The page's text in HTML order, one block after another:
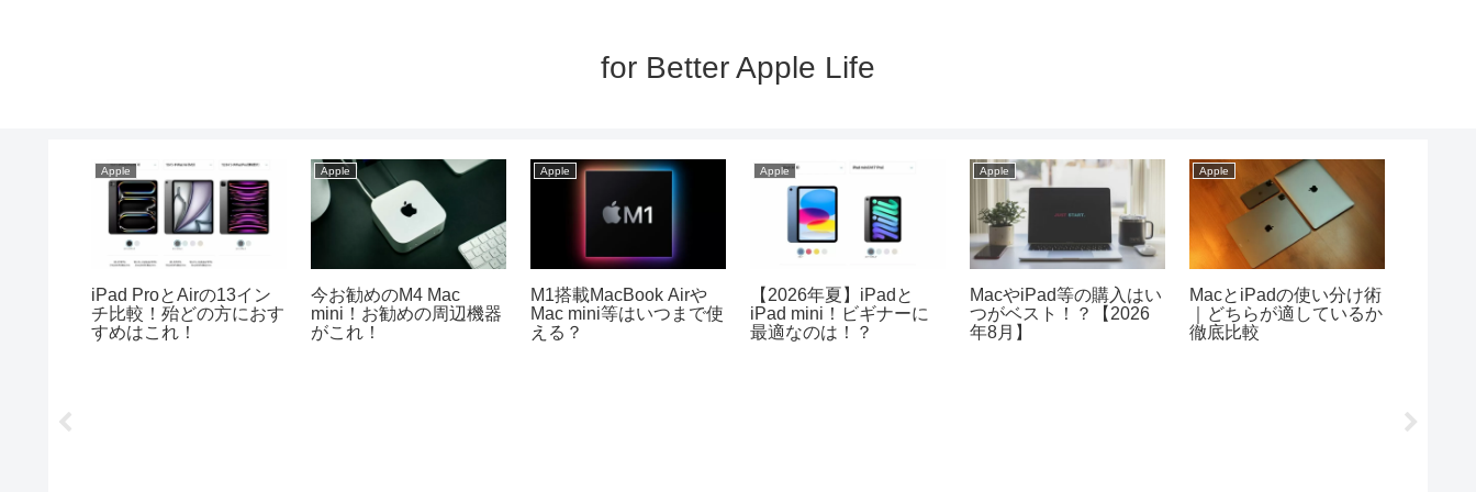
for Better Apple Life
Apple
iPad ProとAirの13イン
チ比較！殆どの方におす
すめはこれ！
Apple
今お勧めのM4 Mac
mini！お勧めの周辺機器
がこれ！
Apple
M1搭載MacBook Airや
Mac mini等はいつまで使
える？
Apple
【2026年夏】iPadと
iPad mini！ビギナーに
最適なのは！？
Apple
MacやiPad等の購入はい
つがベスト！？【2026
年8月】
Apple
MacとiPadの使い分け術
｜どちらが適しているか
徹底比較